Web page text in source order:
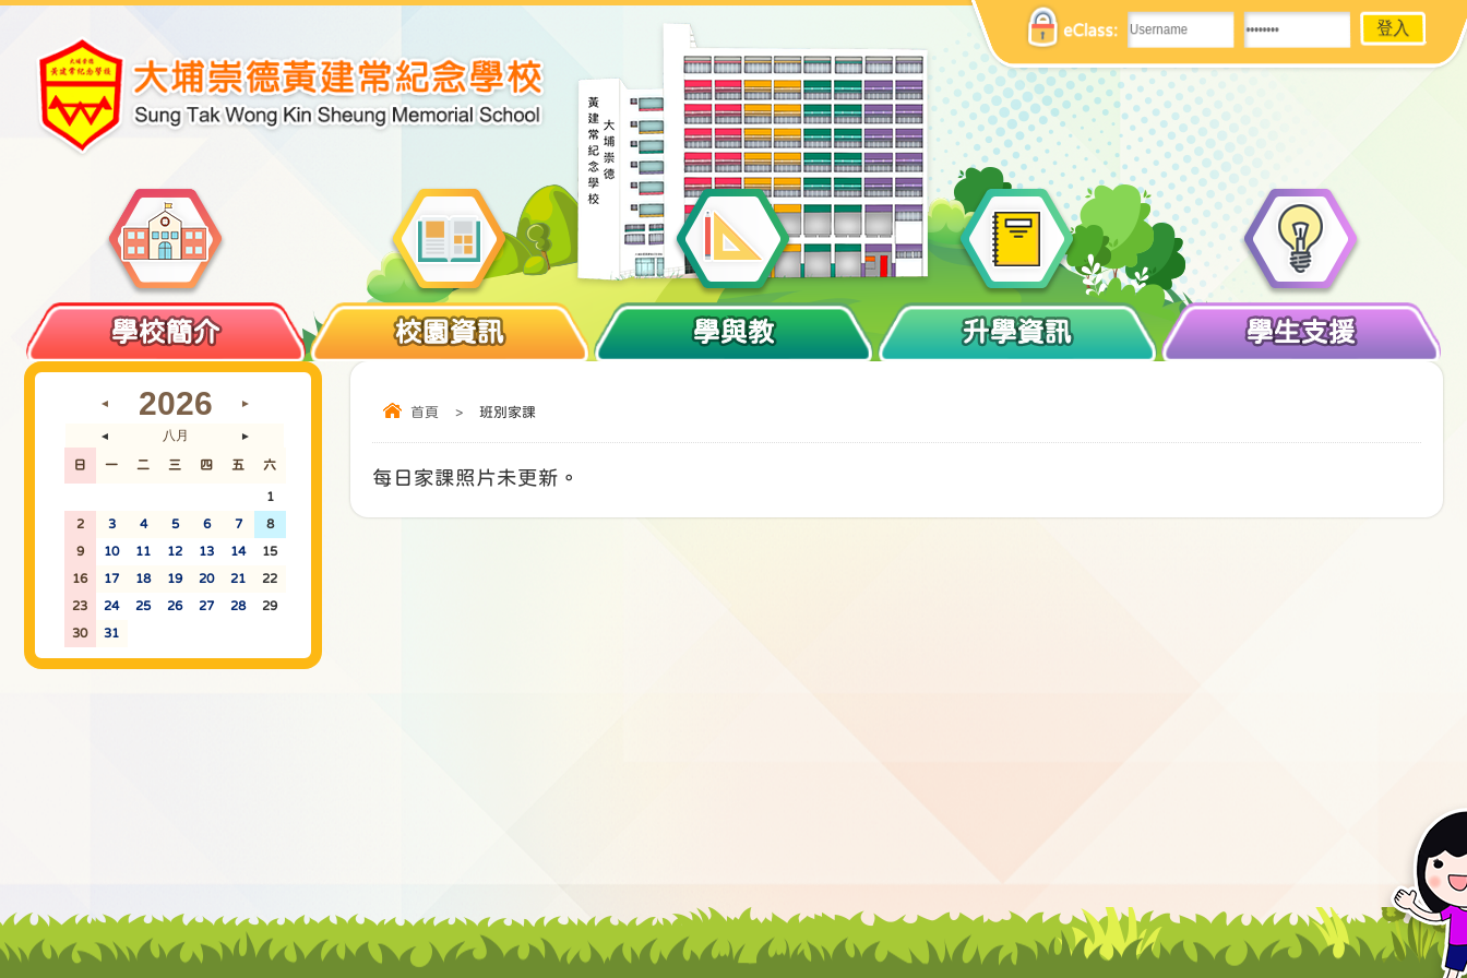
eClass:
學校簡介 校園資訊 學與教 升學資訊 學生支援
首頁 > 班別家課
每日家課照片未更新。
◄ 2026 ►
◄ 八月 ►
日 一 二 三 四 五 六
1
2 3 4 5 6 7 8
9 10 11 12 13 14 15
16 17 18 19 20 21 22
23 24 25 26 27 28 29
30 31